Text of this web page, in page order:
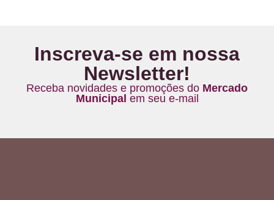
Inscreva-se em nossa
Newsletter!
Receba novidades e promoções do Mercado
Municipal em seu e-mail